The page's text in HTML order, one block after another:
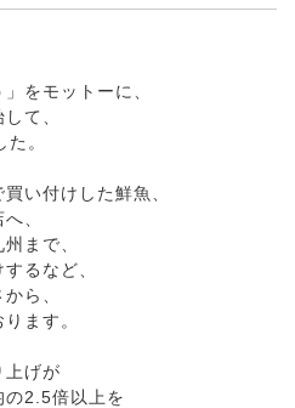
をモットーに、
て、
。
い付けした鮮魚、
、
まで、
るなど、
ら、
ます。
上げが
の2.5倍以上を